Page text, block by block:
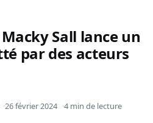
Sall lance un
par des acteurs
26 février 2024 4 min de lecture